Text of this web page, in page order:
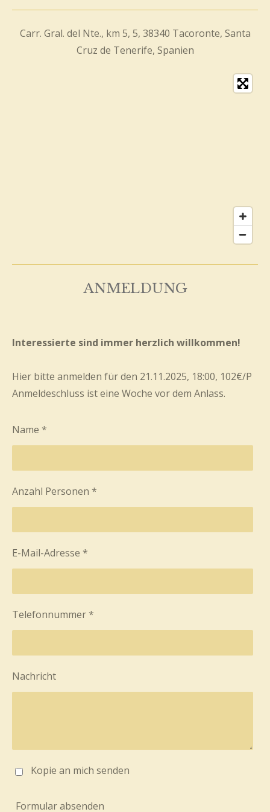
Carr. Gral. del Nte., km 5, 5, 38340 Tacoronte, Santa
Cruz de Tenerife, Spanien
ANMELDUNG
Interessierte sind immer herzlich willkommen!
Hier bitte anmelden für den 21.11.2025, 18:00, 102€/P
Anmeldeschluss ist eine Woche vor dem Anlass.
Name *
Anzahl Personen *
E-Mail-Adresse *
Telefonnummer *
Nachricht
Kopie an mich senden
Formular absenden